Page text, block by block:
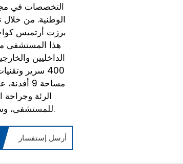
التخصصات في
الوطنية. من خلال
برزت أرتميس
هذا المستشفى
400 سرير
مساحة 9
الرئة وجراحة
للمستشفى، وسلامة المرضى، ومعايير الجودة العالمية في العلاجات.
أرسل إستفسار